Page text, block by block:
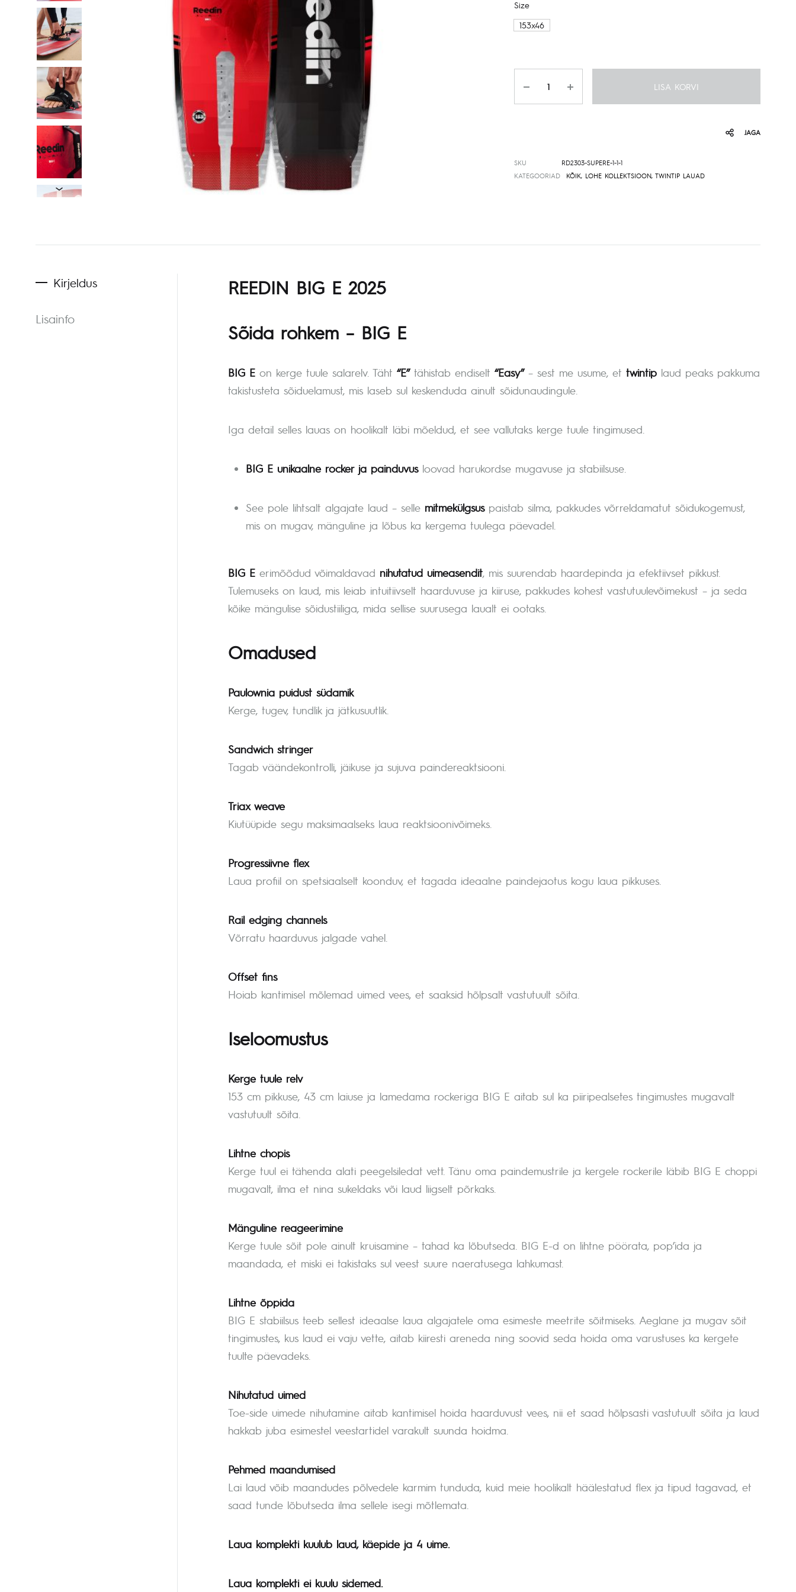
Size
153x46
LISA KORVI
JAGA
SKU
RD2303-SUPERE-1-1-1
KATEGOORIAD
KÕIK, LOHE KOLLEKTSIOON, TWINTIP LAUAD
Kirjeldus
Lisainfo
REEDIN BIG E 2025
Sõida rohkem – BIG E
BIG E on kerge tuule salarelv. Täht “E”tähistab endiselt “Easy”– sest me usume, et twintip laud peaks pakkuma
takistusteta sõiduelamust, mis laseb sul keskenduda ainult sõidunaudingule.
Iga detail selles lauas on hoolikalt läbi mõeldud, et see vallutaks kerge tuule tingimused.
BIG E unikaalne rocker ja painduvusloovad harukordse mugavuse ja stabiilsuse.
See pole lihtsalt algajate laud – selle mitmekülgsuspaistab silma, pakkudes võrreldamatut sõidukogemust,
mis on mugav, mänguline ja lõbus ka kergema tuulega päevadel.
BIG E erimõõdud võimaldavad nihutatud uimeasendit, mis suurendab haardepinda ja efektiivset pikkust.
Tulemuseks on laud, mis leiab intuitiivselt haarduvuse ja kiiruse, pakkudes kohest vastutuulevõimekust – ja seda
kõike mängulise sõidustiiliga, mida sellise suurusega laualt ei ootaks.
Omadused
Paulownia puidust südamik
Ker­ge, tugev, tundlik ja jätkusuutlik.
Sandwich stringer
Tagab väändekontrolli, jäikuse ja sujuva paindereaktsiooni.
Triax weave
Kiutüüpide segu maksimaalseks laua reaktsioonivõimeks.
Progressiivne flex
Laua profiil on spetsiaalselt koonduv, et tagada ideaalne paindejaotus kogu laua pikkuses.
Rail edging channels
Võrratu haarduvus jalgade vahel.
Offset fins
Hoiab kantimisel mõlemad uimed vees, et saaksid hõlpsalt vastutuult sõita.
Iseloomustus
Kerge tuule relv
153 cm pikkuse, 43 cm laiuse ja lamedama rockeriga BIG E aitab sul ka piiripealsetes tingimustes mugavalt
vastutuult sõita.
Lihtne chopis
Kerge tuul ei tähenda alati peegelsiledat vett. Tänu oma paindemustrile ja kergele rockerile läbib BIG E choppi
mugavalt, ilma et nina sukeldaks või laud liigselt põrkaks.
Mänguline reageerimine
Kerge tuule sõit pole ainult kruisamine – tahad ka lõbutseda. BIG E-d on lihtne pöörata, pop’ida ja
maandada, et miski ei takistaks sul veest suure naeratusega lahkumast.
Lihtne õppida
BIG E stabiilsus teeb sellest ideaalse laua algajatele oma esimeste meetrite sõitmiseks. Aeglane ja mugav sõit
tingimustes, kus laud ei vaju vette, aitab kiiresti areneda ning soovid seda hoida oma varustuses ka kergete
tuulte päevadeks.
Nihutatud uimed
Toe-side uimede nihutamine aitab kantimisel hoida haarduvust vees, nii et saad hõlpsasti vastutuult sõita ja laud
hakkab juba esimestel veestartidel varakult suunda hoidma.
Pehmed maandumised
Lai laud võib maandudes põlvedele karmim tunduda, kuid meie hoolikalt häälestatud flex ja tipud tagavad, et
saad tunde lõbutseda ilma sellele isegi mõtlemata.
Laua komplekti kuulub laud, käepide ja 4 uime.
Laua komplekti ei kuulu sidemed.